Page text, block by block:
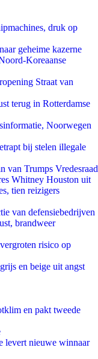
druk op
geheime kazerne
Koreaanse
Straat van
terug in Rotterdamse
Noorwegen
bij stelen illegale
van Trumps Vredesraad
Whitney Houston uit
tien reizigers
van defensiebedrijven
brandweer
risico op
en beige uit angst
en pakt tweede
levert nieuwe winnaar